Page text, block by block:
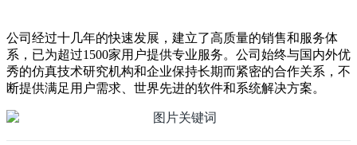
公司经过十几年的快速发展，建立了高质量的销售和服务体
系，已为超过1500家用户提供专业服务。公司始终与国内外优
秀的仿真技术研究机构和企业保持长期而紧密的合作关系，不
断提供满足用户需求、世界先进的软件和系统解决方案。